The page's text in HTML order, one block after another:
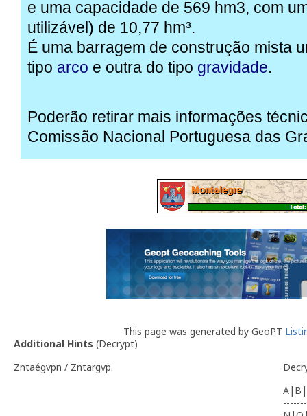
e uma capacidade de 569 hm3, com
utilizável) de 10,77 hm³.
É uma barragem de construção mista
tipo arco e outra do tipo gravidade.
Poderão retirar mais informações
Comissão Nacional Portuguesa das
This page was generated by GeoPT
Additional Hints (Decrypt)
Zntaégvpn / Zntargvp.